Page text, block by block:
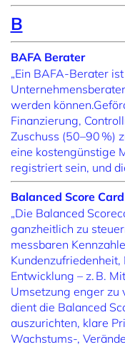
B
BAFA Berater
„Ein BAFA-Berater
werden
Finanzierung,
Zuschuss (50–90 %)
eine kostengünstige
registriert sein, und
Balanced Score Card
„Die Balanced
ganzheitlich zu
messbaren
Kundenzufriedenheit,
Entwicklung – z. B.
Umsetzung enger zu
dient die Balanced
auszurichten, klare
Wachstums-,